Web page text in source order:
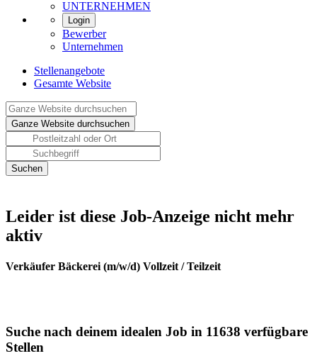
UNTERNEHMEN
Login
Bewerber
Unternehmen
Stellenangebote
Gesamte Website
Leider ist diese Job-Anzeige nicht mehr
aktiv
Verkäufer Bäckerei (m/w/d) Vollzeit / Teilzeit
Suche nach deinem idealen Job in 11638 verfügbare
Stellen